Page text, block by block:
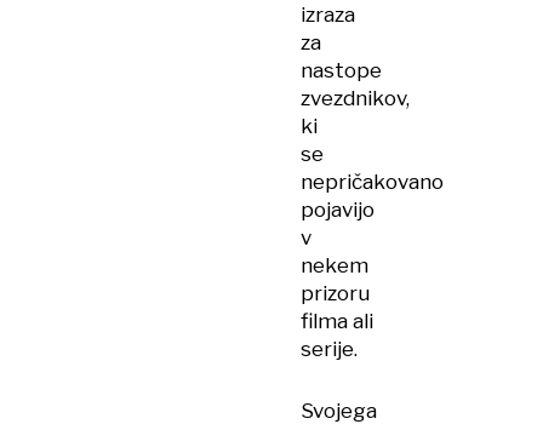
izraza
za
nastope
zvezdnikov,
ki
se
nepričakovano
pojavijo
v
nekem
prizoru
filma ali
serije.
Svojega